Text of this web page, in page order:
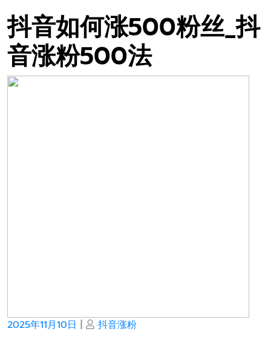
抖音如何涨500粉丝_抖
音涨粉500法
Posted
2025年11月10日 | Posted
抖音涨粉